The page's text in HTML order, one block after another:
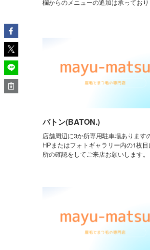
欄からのメニューの追加は承ってお
バトン(BATON.)
店舗周辺に3か所専用駐車場あります
HPまたはフォトギャラリー内の1枚
所の確認をしてご来店お願いします。